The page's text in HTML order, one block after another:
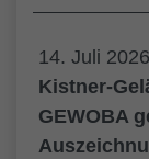
14. Juli 2026
Kistner-
GEWOBA